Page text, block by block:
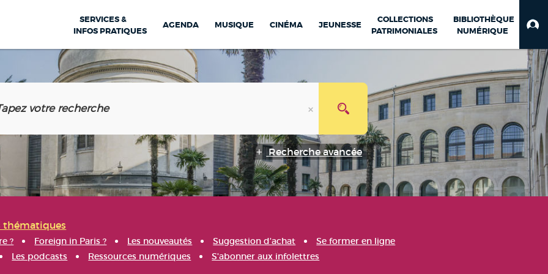
SERVICES &
INFOS PRATIQUES
AGENDA MUSIQUE CINÉMA JEUNESSE
COLLECTIONS
PATRIMONIALES
BIBLIOTHÈQUE
NUMÉRIQUE
Recherche avancée
thématiques
? Foreign in Paris ? Les nouveautés Suggestion d'achat
Se former en ligne
Les podcasts Ressources numériques S'abonner aux infolettres